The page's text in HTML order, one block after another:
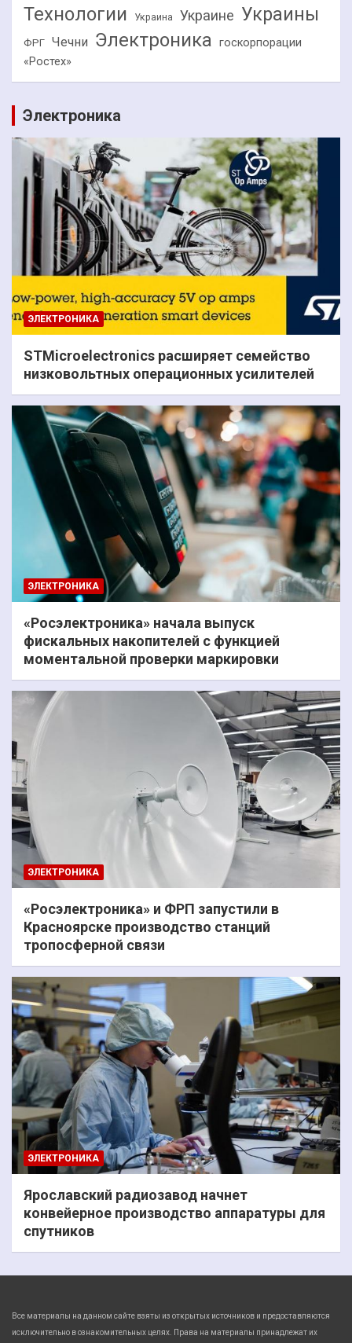
Технологии Украина Украине Украины
ФРГ Чечни Электроника госкорпорации
«Ростех»
Электроника
ЭЛЕКТРОНИКА
STMicroelectronics расширяет семейство
низковольтных операционных усилителей
ЭЛЕКТРОНИКА
«Росэлектроника» начала выпуск
фискальных накопителей с функцией
моментальной проверки маркировки
ЭЛЕКТРОНИКА
«Росэлектроника» и ФРП запустили в
Красноярске производство станций
тропосферной связи
ЭЛЕКТРОНИКА
Ярославский радиозавод начнет
конвейерное производство аппаратуры для
спутников
Все материалы на данном сайте взяты из открытых источников и предоставляются
исключительно в ознакомительных целях. Права на материалы принадлежат их